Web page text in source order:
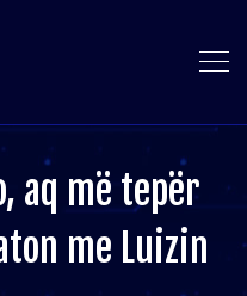
aq më tepër
me Luizin